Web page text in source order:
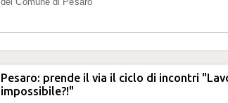
Pesaro: prende il via il ciclo di incontri
impossibile?!"